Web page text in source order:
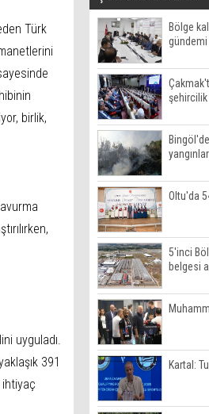
Türk
birlik,
uyguladı.
391
ihtiyaç
Bölge
gündemi
Oltu'da
5'inci
belgesi
Kartal: